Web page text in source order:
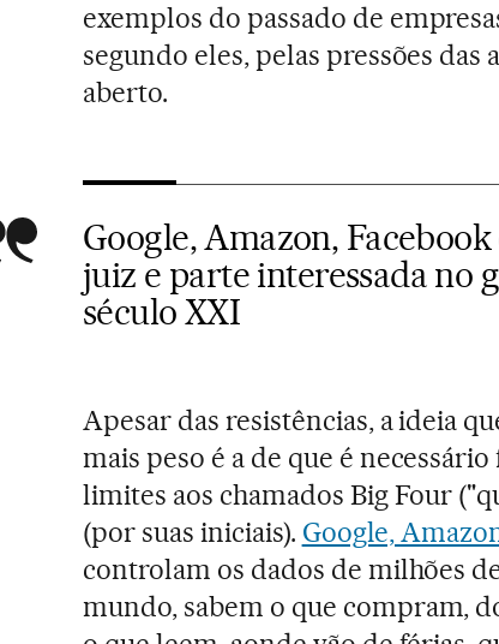
exemplos do passado de
segundo eles, pelas pressões das
aberto.
Google, Amazon,
juiz e parte interessada no
século XXI
Apesar das resistências, a ideia
mais peso é a de que é
limites aos chamados Big Four
(por suas iniciais). Google,
controlam os dados de milhões
mundo, sabem o que compram,